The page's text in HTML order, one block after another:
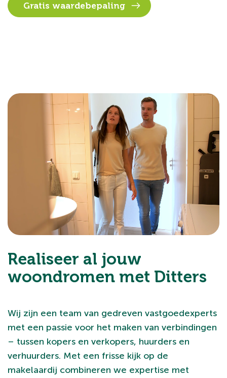
Gratis waardebepaling
Realiseer al jouw
woondromen met Ditters
Wij zijn een team van gedreven vastgoedexperts
met een passie voor het maken van verbindingen
– tussen kopers en verkopers, huurders en
verhuurders. Met een frisse kijk op de
makelaardij combineren we expertise met